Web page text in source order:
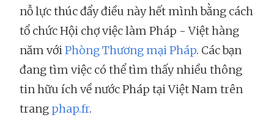
nỗ lực thúc đẩy điều này hết mình bằng cách
tổ chức Hội chợ việc làm Pháp - Việt hàng
năm vớiPhòng Thương mại Pháp. Các bạn
đang tìm việc có thể tìm thấy nhiều thông
tin hữu ích về nước Pháp tại Việt Nam trên
trang phap.fr.